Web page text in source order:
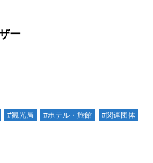
ー
#観光局 #ホテル・旅館
#関連団体